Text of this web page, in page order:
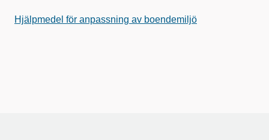
Hjälpmedel för anpassning av boendemiljö